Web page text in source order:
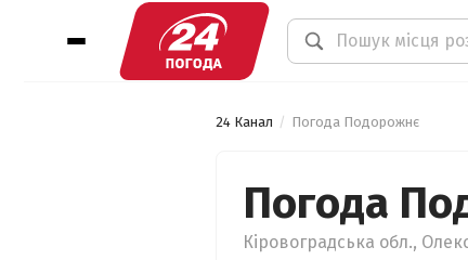
24 Канал Погода Подорожнє
Погода
Кіровоградська обл.,